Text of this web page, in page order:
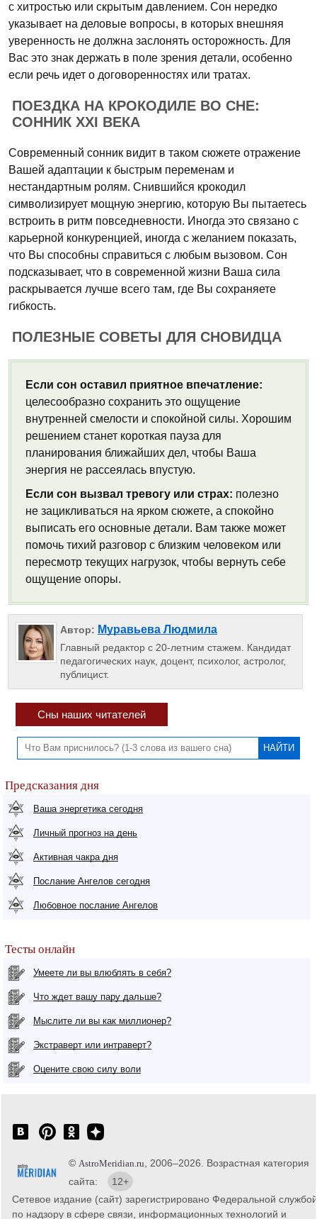
с хитростью или скрытым давлением. Сон нередко
указывает на деловые вопросы, в которых внешняя
уверенность не должна заслонять осторожность. Для
Вас это знак держать в поле зрения детали, особенно
если речь идет о договоренностях или тратах.
ПОЕЗДКА НА КРОКОДИЛЕ ВО СНЕ:
СОННИК XXI ВЕКА
Современный сонник видит в таком сюжете отражение
Вашей адаптации к быстрым переменам и
нестандартным ролям. Снившийся крокодил
символизирует мощную энергию, которую Вы пытаетесь
встроить в ритм повседневности. Иногда это связано с
карьерной конкуренцией, иногда с желанием показать,
что Вы способны справиться с любым вызовом. Сон
подсказывает, что в современной жизни Ваша сила
раскрывается лучше всего там, где Вы сохраняете
гибкость.
ПОЛЕЗНЫЕ СОВЕТЫ ДЛЯ СНОВИДЦА
Если сон оставил приятное впечатление:
целесообразно сохранить это ощущение
внутренней смелости и спокойной силы. Хорошим
решением станет короткая пауза для
планирования ближайших дел, чтобы Ваша
энергия не рассеялась впустую.
Если сон вызвал тревогу или страх: полезно
не зацикливаться на ярком сюжете, а спокойно
выписать его основные детали. Вам также может
помочь тихий разговор с близким человеком или
пересмотр текущих нагрузок, чтобы вернуть себе
ощущение опоры.
Автор: Муравьева Людмила
Главный редактор с 20-летним стажем. Кандидат
педагогических наук, доцент, психолог, астролог,
публицист.
Сны наших читателей
Предсказания дня
Ваша энергетика сегодня
Личный прогноз на день
Активная чакра дня
Послание Ангелов сегодня
Любовное послание Ангелов
Тесты онлайн
Умеете ли вы влюблять в себя?
Что ждет вашу пару дальше?
Мыслите ли вы как миллионер?
Экстраверт или интраверт?
Оцените свою силу воли
© AstroMeridian.ru , 2006–2026. Возрастная категория
сайта:
12+
Сетевое издание (сайт) зарегистрировано Федеральной службой
по надзору в сфере связи, информационных технологий и